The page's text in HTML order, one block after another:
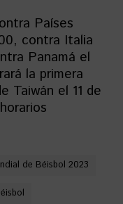
Países
contra Italia
Panamá el
la primera
Taiwán el 11 de
de Béisbol 2023